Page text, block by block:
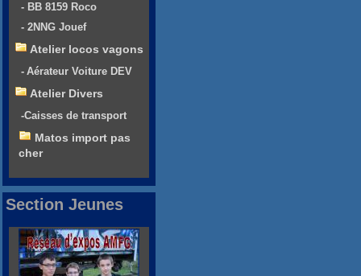
- BB 8159 Roco
- 2NNG Jouef
Atelier locos vagons
- Aérateur Voiture DEV
Atelier Divers
-Caisses de transport
Matos import pas
cher
Section Jeunes